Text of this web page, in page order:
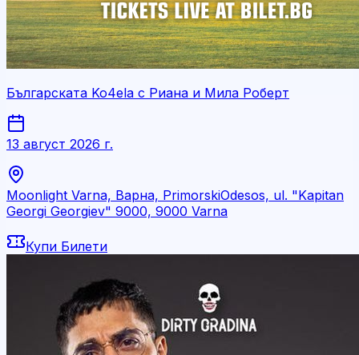
Българската Ko4ela с Риана и Мила Роберт
13 август 2026 г.
Moonlight Varna, Варна, PrimorskiOdesos, ul. "Kapitan
Georgi Georgiev" 9000, 9000 Varna
Купи Билети